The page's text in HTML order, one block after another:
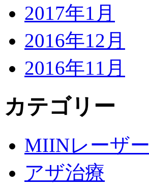
2017年1月
2016年12月
2016年11月
カテゴリー
MIINレーザー
アザ治療